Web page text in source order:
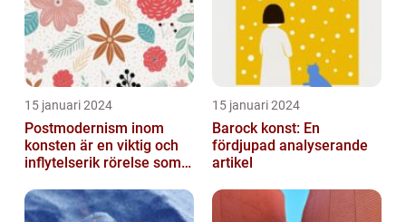
15 januari 2024
Postmodernism inom
konsten är en viktig och
inflytelserik rörelse som
normer o...
15 januari 2024
Barock konst: En
fördjupad analyserande
artikel